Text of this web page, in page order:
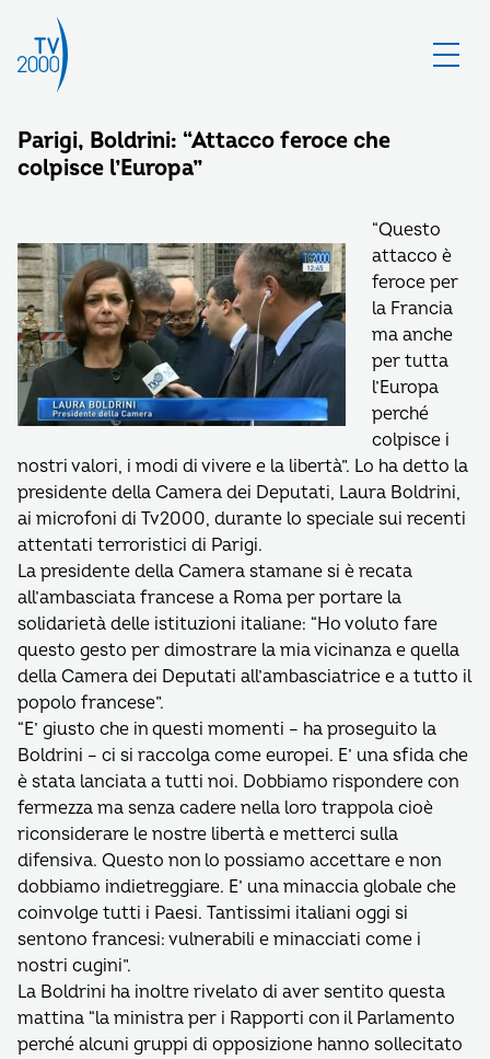
Parigi, Boldrini: “Attacco feroce che
colpisce l’Europa”
“Questo
attacco è
feroce per
la Francia
ma anche
per tutta
l’Europa
perché
colpisce i
nostri valori, i modi di vivere e la libertà”. Lo ha detto la
presidente della Camera dei Deputati, Laura Boldrini,
ai microfoni di Tv2000, durante lo speciale sui recenti
attentati terroristici di Parigi.
La presidente della Camera stamane si è recata
all’ambasciata francese a Roma per portare la
solidarietà delle istituzioni italiane: “Ho voluto fare
questo gesto per dimostrare la mia vicinanza e quella
della Camera dei Deputati all’ambasciatrice e a tutto il
popolo francese”.
“E’ giusto che in questi momenti – ha proseguito la
Boldrini – ci si raccolga come europei. E’ una sfida che
è stata lanciata a tutti noi. Dobbiamo rispondere con
fermezza ma senza cadere nella loro trappola cioè
riconsiderare le nostre libertà e metterci sulla
difensiva. Questo non lo possiamo accettare e non
dobbiamo indietreggiare. E’ una minaccia globale che
coinvolge tutti i Paesi. Tantissimi italiani oggi si
sentono francesi: vulnerabili e minacciati come i
nostri cugini”.
La Boldrini ha inoltre rivelato di aver sentito questa
mattina “la ministra per i Rapporti con il Parlamento
perché alcuni gruppi di opposizione hanno sollecitato